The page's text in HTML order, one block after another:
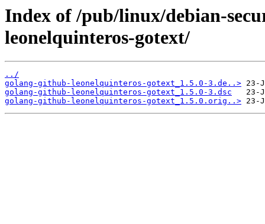
Index of /pub/linux/debian-
leonelquinteros-gotext/
../
golang-github-leonelquinteros-gotext_1.5.0-3.de..>
golang-github-leonelquinteros-gotext_1.5.0-3.dsc
golang-github-leonelquinteros-gotext_1.5.0.orig..>